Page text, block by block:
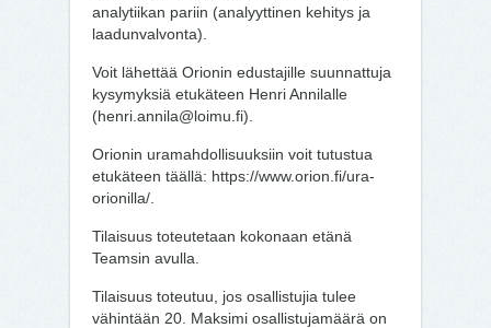
analytiikan pariin (analyyttinen kehitys ja
laadunvalvonta).
Voit lähettää Orionin edustajille suunnattuja
kysymyksiä etukäteen Henri Annilalle
(henri.annila@loimu.fi).
Orionin uramahdollisuuksiin voit tutustua
etukäteen täällä: https://www.orion.fi/ura-
orionilla/.
Tilaisuus toteutetaan kokonaan etänä
Teamsin avulla.
Tilaisuus toteutuu, jos osallistujia tulee
vähintään 20. Maksimi osallistujamäärä on